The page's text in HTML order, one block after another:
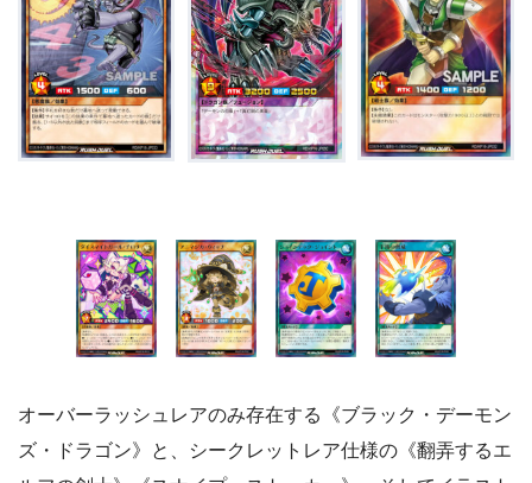
オーバーラッシュレアのみ存在する《ブラック・デーモン
ズ・ドラゴン》と、シークレットレア仕様の《翻弄するエ